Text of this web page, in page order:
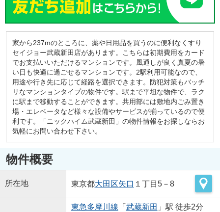
家から237mのところに、薬や日用品を買うのに便利なくすり
セイジョー武蔵新田店があります。こちらは初期費用をカード
でお支払いいただけるマンションです。風通しが良く真夏の暑
い日も快適に過ごせるマンションです。2駅利用可能なので、
用途や行き先に応じて経路を選択できます。防犯対策もバッチ
リなマンションタイプの物件です。駅まで平坦な物件で、ラク
に駅まで移動することができます。共用部には敷地内ごみ置き
場・エレベータなど様々な設備やサービスが揃っているので便
利です。「ニックハイム武蔵新田」の物件情報をお探しならお
気軽にお問い合わせ下さい。
物件概要
所在地 東京都大田区矢口 １丁目5－8
東急多摩川線 「 武蔵新田 」駅 徒歩2分